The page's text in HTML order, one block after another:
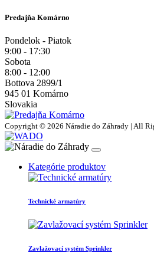
Predajňa Komárno
Pondelok - Piatok
9:00 - 17:30
Sobota
8:00 - 12:00
Bottova 2899/1
945 01 Komárno
Slovakia
Copyright © 2026 Náradie do Záhrady | All
Kategórie produktov
Technické armatúry
Zavlažovací systém Sprinkler